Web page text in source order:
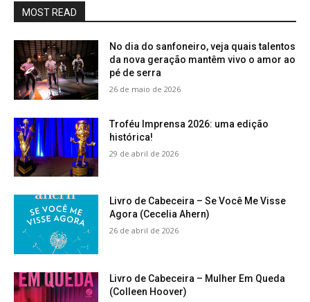
MOST READ
No dia do sanfoneiro, veja quais talentos
da nova geração mantêm vivo o amor ao
pé de serra
26 de maio de 2026
Troféu Imprensa 2026: uma edição
histórica!
29 de abril de 2026
Livro de Cabeceira – Se Você Me Visse
Agora (Cecelia Ahern)
26 de abril de 2026
Livro de Cabeceira – Mulher Em Queda
(Colleen Hoover)